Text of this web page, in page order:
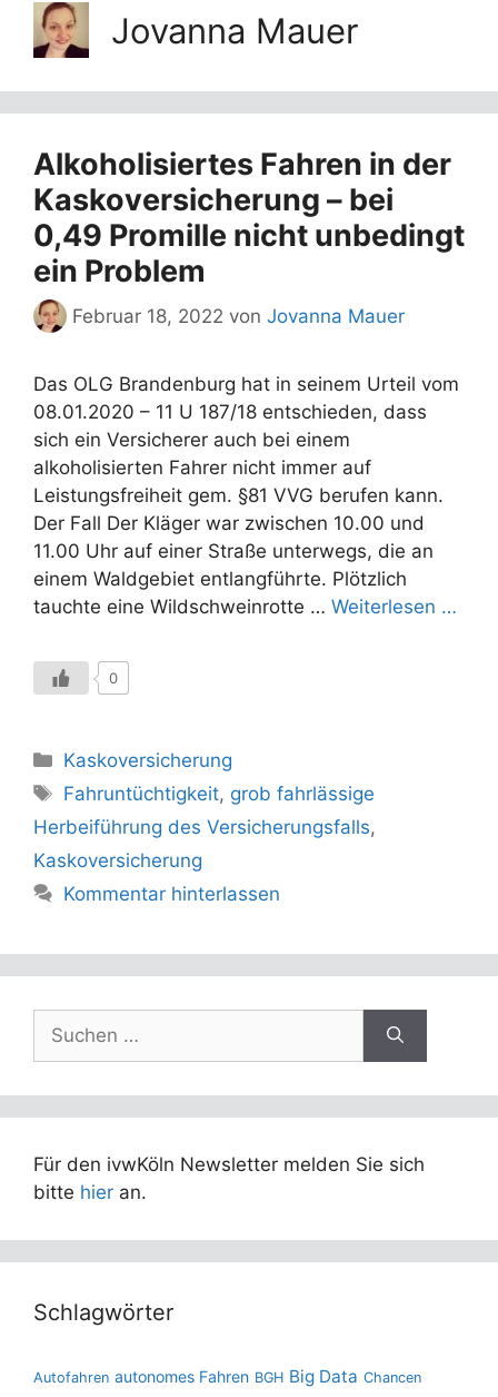
Jovanna Mauer
Alkoholisiertes Fahren in der
Kaskoversicherung – bei
0,49 Promille nicht unbedingt
ein Problem
Februar 18, 2022 von Jovanna Mauer
Das OLG Brandenburg hat in seinem Urteil vom
08.01.2020 – 11 U 187/18 entschieden, dass
sich ein Versicherer auch bei einem
alkoholisierten Fahrer nicht immer auf
Leistungsfreiheit gem. §81 VVG berufen kann.
Der Fall Der Kläger war zwischen 10.00 und
11.00 Uhr auf einer Straße unterwegs, die an
einem Waldgebiet entlangführte. Plötzlich
tauchte eine Wildschweinrotte … Weiterlesen …
0
Kategorien
Kaskoversicherung
Schlagwörter
Fahruntüchtigkeit, grob fahrlässige
Herbeiführung des Versicherungsfalls,
Kaskoversicherung
Kommentar hinterlassen
Suchen
nach:
Für den ivwKöln Newsletter melden Sie sich
bitte hier an.
Schlagwörter
Autofahren autonomes Fahren BGH Big Data Chancen